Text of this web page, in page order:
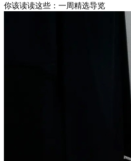
你该读读这些：一周精选导览